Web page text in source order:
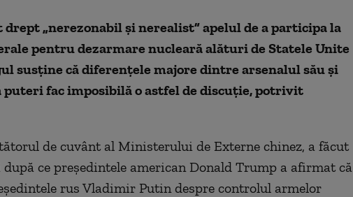
drept „nerezonabil și nerealist” apelul de a participa la
pentru dezarmare nucleară alături de Statele Unite
susține că diferențele majore dintre arsenalul său și
puteri fac imposibilă o astfel de discuție, potrivit
de cuvânt al Ministerului de Externe chinez, a făcut
ce preşedintele american Donald Trump a afirmat că
rus Vladimir Putin despre controlul armelor